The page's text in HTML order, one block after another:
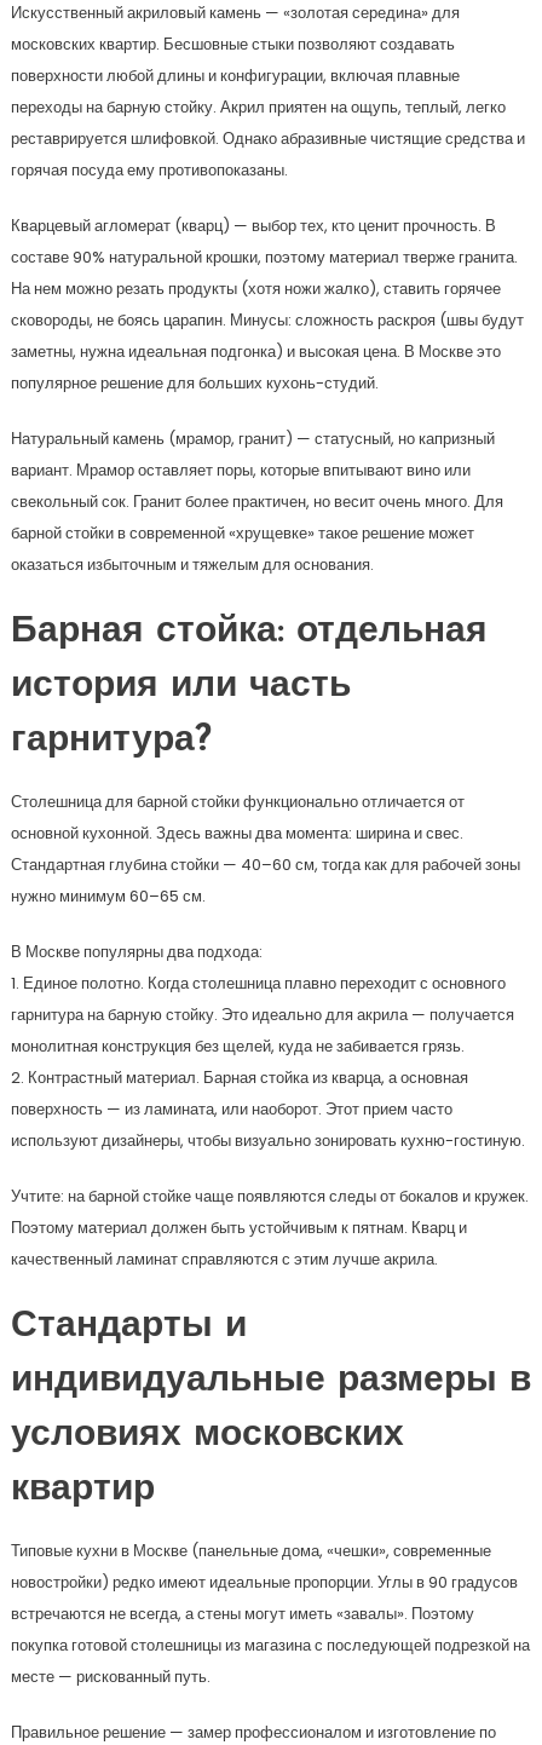
Искусственный акриловый камень — «золотая середина» для
московских квартир. Бесшовные стыки позволяют создавать
поверхности любой длины и конфигурации, включая плавные
переходы на барную стойку. Акрил приятен на ощупь, теплый, легко
реставрируется шлифовкой. Однако абразивные чистящие средства и
горячая посуда ему противопоказаны.
Кварцевый агломерат (кварц) — выбор тех, кто ценит прочность. В
составе 90% натуральной крошки, поэтому материал тверже гранита.
На нем можно резать продукты (хотя ножи жалко), ставить горячее
сковороды, не боясь царапин. Минусы: сложность раскроя (швы будут
заметны, нужна идеальная подгонка) и высокая цена. В Москве это
популярное решение для больших кухонь-студий.
Натуральный камень (мрамор, гранит) — статусный, но капризный
вариант. Мрамор оставляет поры, которые впитывают вино или
свекольный сок. Гранит более практичен, но весит очень много. Для
барной стойки в современной «хрущевке» такое решение может
оказаться избыточным и тяжелым для основания.
Барная стойка: отдельная
история или часть
гарнитура?
Столешница для барной стойки функционально отличается от
основной кухонной. Здесь важны два момента: ширина и свес.
Стандартная глубина стойки — 40–60 см, тогда как для рабочей зоны
нужно минимум 60–65 см.
В Москве популярны два подхода:
1. Единое полотно. Когда столешница плавно переходит с основного
гарнитура на барную стойку. Это идеально для акрила — получается
монолитная конструкция без щелей, куда не забивается грязь.
2. Контрастный материал. Барная стойка из кварца, а основная
поверхность — из ламината, или наоборот. Этот прием часто
используют дизайнеры, чтобы визуально зонировать кухню-гостиную.
Учтите: на барной стойке чаще появляются следы от бокалов и кружек.
Поэтому материал должен быть устойчивым к пятнам. Кварц и
качественный ламинат справляются с этим лучше акрила.
Стандарты и
индивидуальные размеры в
условиях московских
квартир
Типовые кухни в Москве (панельные дома, «чешки», современные
новостройки) редко имеют идеальные пропорции. Углы в 90 градусов
встречаются не всегда, а стены могут иметь «завалы». Поэтому
покупка готовой столешницы из магазина с последующей подрезкой на
месте — рискованный путь.
Правильное решение — замер профессионалом и изготовление по